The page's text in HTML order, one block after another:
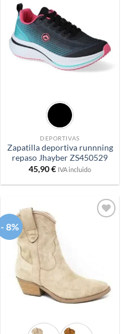
DEPORTIVAS
Zapatilla deportiva runnning
repaso Jhayber ZS450529
45,90€ IVA incluido
- 8%